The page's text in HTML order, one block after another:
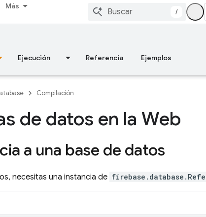
Más
/
Ejecución Referencia Ejemplos
Compilación
de datos en la Web
a una base de datos
necesitas una instancia de